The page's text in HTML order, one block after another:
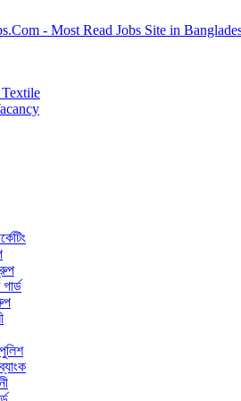
- Most Read Jobs Site in